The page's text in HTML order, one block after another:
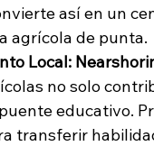
así en un
agrícola de punta.
Local:
no solo
educativo.
transferir